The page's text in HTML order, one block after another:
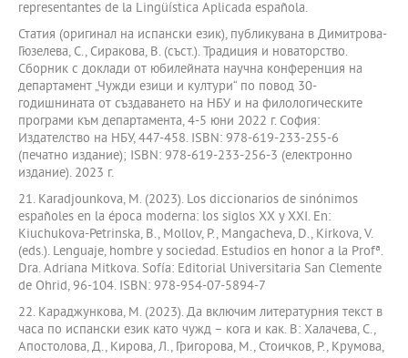
representantes de la Lingüística Aplicada española.
Статия (оригинал на испански език), публикувана в Димитрова-
Гюзелева, С., Сиракова, В. (съст.). Традиция и новаторство.
Сборник с доклади от юбилейната научна конференция на
департамент „Чужди езици и култури“ по повод 30-
годишнината от създаването на НБУ и на филологическите
програми към департамента, 4-5 юни 2022 г. София:
Издателство на НБУ, 447-458. ISBN: 978-619-233-255-6
(печатно издание); ISBN: 978-619-233-256-3 (електронно
издание). 2023 г.
21. Karadjounkova, M. (2023). Los diccionarios de sinónimos
españoles en la época moderna: los siglos XX y XXI. En:
Kiuchukova-Petrinska, B., Mollov, P., Mangacheva, D., Kirkova, V.
(eds.). Lenguaje, hombre y sociedad. Estudios en honor a la Profª.
Dra. Adriana Mitkova. Sofía: Editorial Universitaria San Clemente
de Ohrid, 96-104. ISBN: 978-954-07-5894-7
22. Караджункова, М. (2023). Да включим литературния текст в
часа по испански език като чужд – кога и как. В: Халачева, С.,
Апостолова, Д., Кирова, Л., Григорова, М., Стоичков, Р., Крумова,